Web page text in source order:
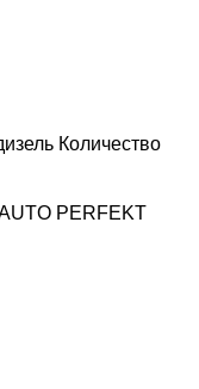
Количество
PERFEKT